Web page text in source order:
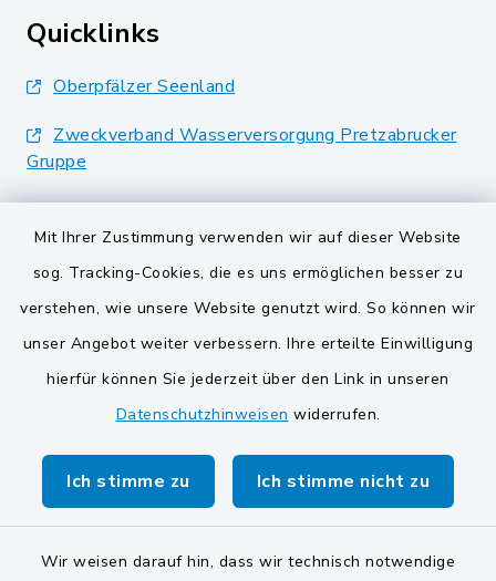
Mit Ihrer Zustimmung verwenden wir auf dieser Website
sog. Tracking-Cookies, die es uns ermöglichen besser zu
verstehen, wie unsere Website genutzt wird. So können wir
unser Angebot weiter verbessern. Ihre erteilte Einwilligung
hierfür können Sie jederzeit über den Link in unseren
Datenschutzhinweisen widerrufen.
Ich stimme zu Ich stimme nicht zu
Wir weisen darauf hin, dass wir technisch notwendige
Quicklinks
Oberpfälzer Seenland
Zweckverband Wasserversorgung Pretzabrucker
Gruppe
Landkreis Schwandorf
VG und Gemeinden
Gemeinde Schwarzach bei Nabburg
Gemeinde Stulln
Verwaltungsgemeinschaft Schwarzenfeld